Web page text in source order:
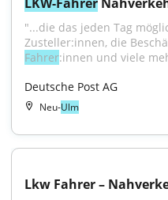
"...die das jeden Tag
Zusteller:innen, die
Fahrer:innen und viele
Deutsche Post AG
Neu-Ulm
Lkw Fahrer –